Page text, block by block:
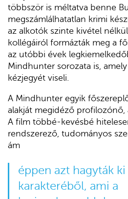
többször is méltatva benne
megszámlálhatatlan krimi
az alkotók szinte kivétel
kollégáiról formázták meg a
az utóbbi évek
Mindhunter sorozata is,
kézjegyét viseli.
A Mindhunter egyik
alakját megidéző profilozónő,
A film többé-kevésbé
rendszerező, tudományos
ám
éppen azt hagyták ki
karakteréből, ami a